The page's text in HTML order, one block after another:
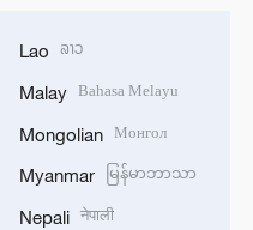
Lao ລາວ
Malay Bahasa Melayu
Mongolian Монгол
Myanmar မြန်မာဘာသာ
Nepali नेपाली